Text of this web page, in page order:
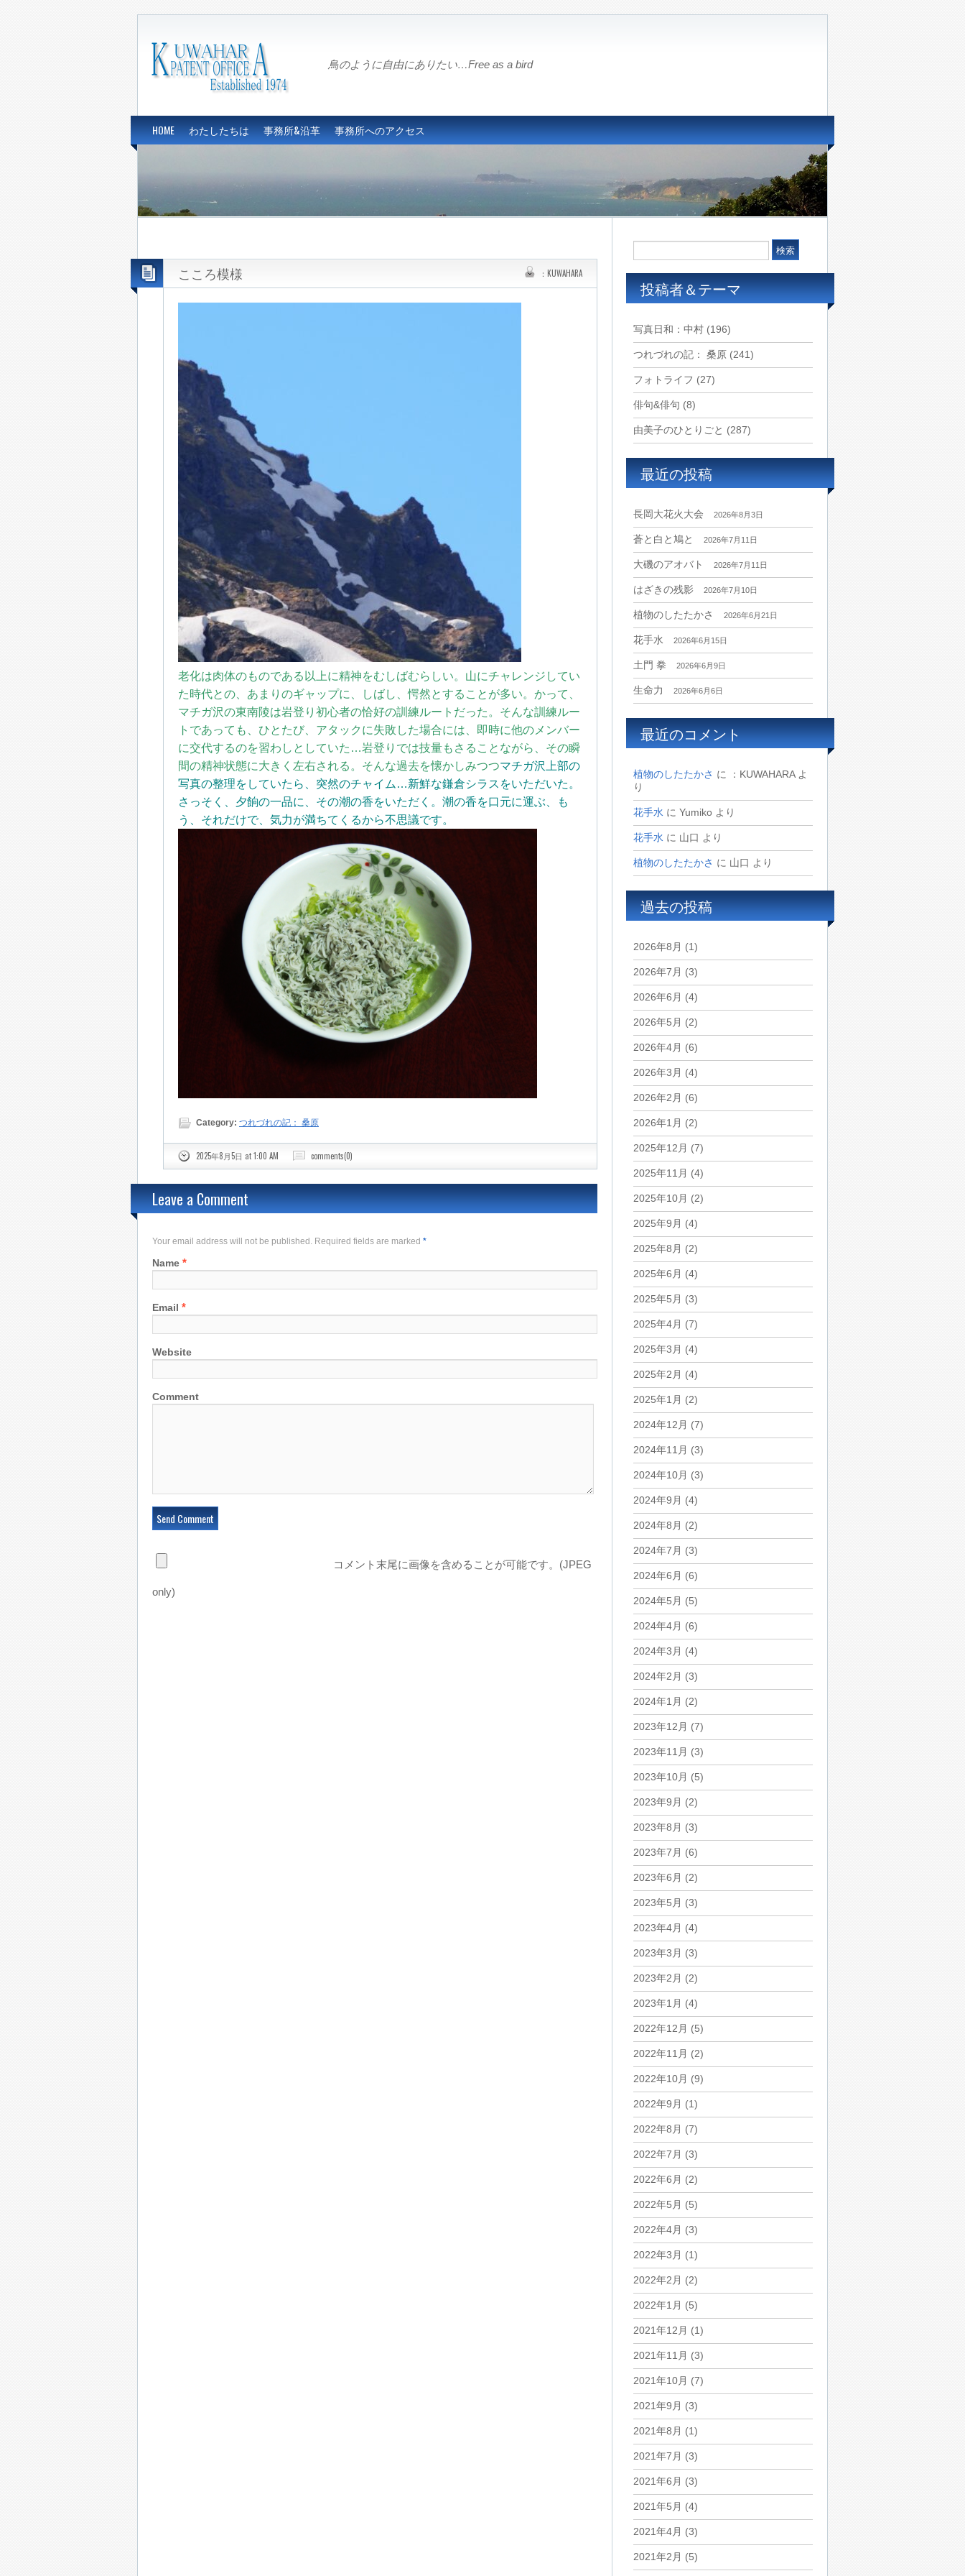
鳥のように自由にありたい…Free as a bird
HOME わたしたちは 事務所&沿革 事務所へのアクセス
こころ模様 ：KUWAHARA
老化は肉体のものである以上に精神をむしばむらしい。山にチャレンジしてい
た時代との、あまりのギャップに、しばし、愕然とすることが多い。かって、
マチガ沢の東南陵は岩登り初心者の恰好の訓練ルートだった。そんな訓練ルー
トであっても
、ひとたび、アタックに失敗した場合には、即時に他のメンバー
に交代するのを習わしとしていた…岩登りでは技量もさることながら、その瞬
間の精神状態に大きく左右される。そんな過去を懐かしみつつマチガ沢上部の
写真の整理をしていたら、突然のチャイム…新鮮な鎌倉シラスをいただいた。
さっそく、夕餉の一品に、その潮の香をいただく。潮の香を口元に運ぶ、も
う、それだけで、気力が満ちてくるから不思議です。
Category: つれづれの記： 桑原
2025年8月5日 at 1:00 AM comments(0)
Leave a Comment
Your email address will not be published. Required fields are marked *
Name *
Email *
Website
Comment
コメント末尾に画像を含めることが可能です。(JPEG
only)
投稿者＆テーマ
写真日和：中村 (196)
つれづれの記： 桑原 (241)
フォトライフ (27)
俳句&俳句 (8)
由美子のひとりごと (287)
最近の投稿
長岡大花火大会 2026年8月3日
蒼と白と鳩と 2026年7月11日
大磯のアオバト 2026年7月11日
はざきの残影 2026年7月10日
植物のしたたかさ 2026年6月21日
花手水 2026年6月15日
土門 拳 2026年6月9日
生命力 2026年6月6日
最近のコメント
植物のしたたかさ に ：KUWAHARAよ
り
花手水 に Yumiko より
花手水 に 山口 より
植物のしたたかさ に 山口 より
過去の投稿
2026年8月 (1)
2026年7月 (3)
2026年6月 (4)
2026年5月 (2)
2026年4月 (6)
2026年3月 (4)
2026年2月 (6)
2026年1月 (2)
2025年12月 (7)
2025年11月 (4)
2025年10月 (2)
2025年9月 (4)
2025年8月 (2)
2025年6月 (4)
2025年5月 (3)
2025年4月 (7)
2025年3月 (4)
2025年2月 (4)
2025年1月 (2)
2024年12月 (7)
2024年11月 (3)
2024年10月 (3)
2024年9月 (4)
2024年8月 (2)
2024年7月 (3)
2024年6月 (6)
2024年5月 (5)
2024年4月 (6)
2024年3月 (4)
2024年2月 (3)
2024年1月 (2)
2023年12月 (7)
2023年11月 (3)
2023年10月 (5)
2023年9月 (2)
2023年8月 (3)
2023年7月 (6)
2023年6月 (2)
2023年5月 (3)
2023年4月 (4)
2023年3月 (3)
2023年2月 (2)
2023年1月 (4)
2022年12月 (5)
2022年11月 (2)
2022年10月 (9)
2022年9月 (1)
2022年8月 (7)
2022年7月 (3)
2022年6月 (2)
2022年5月 (5)
2022年4月 (3)
2022年3月 (1)
2022年2月 (2)
2022年1月 (5)
2021年12月 (1)
2021年11月 (3)
2021年10月 (7)
2021年9月 (3)
2021年8月 (1)
2021年7月 (3)
2021年6月 (3)
2021年5月 (4)
2021年4月 (3)
2021年2月 (5)